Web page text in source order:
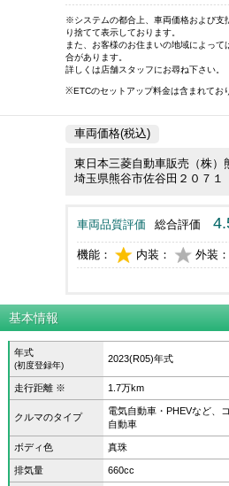
※システムの都合上、車両価格および支
り捨てて表示しております。
また、お客様のお住まいの地域によって
合があります。
詳しくは店舗スタッフにお尋ね下さい。
※ETCのセットアップ料金は含まれてお
車両価格(税込)
東日本三菱自動車販売（株）
埼玉県熊谷市佐谷田２０７１
車両品質評価 総合評価
機能： 内装： 外装：
基本情報
年式
(初度登録年)
2023(R05)年式
走行距離 ※ 1.7万km
クルマのタイプ
電気自動車・PHEVなど、
自動車
ボディ色 真珠
排気量 660cc